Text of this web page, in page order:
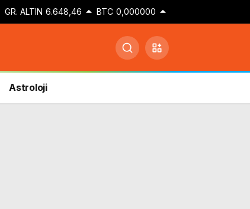
GR. ALTIN 6.648,46 BTC 0,000000
Astroloji